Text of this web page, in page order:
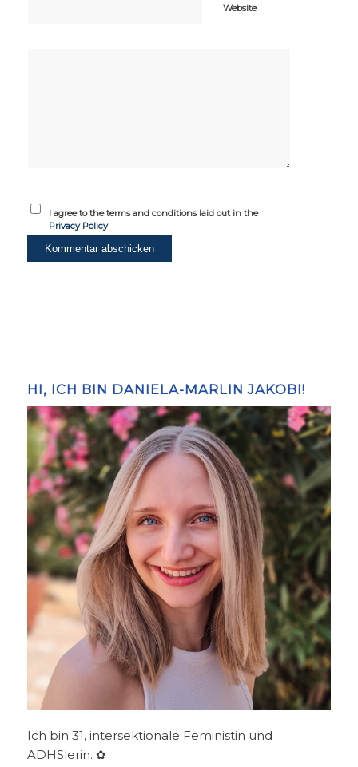
Website
I agree to the terms and conditions laid out in the
Privacy Policy
HI, ICH BIN DANIELA-MARLIN JAKOBI!
Ich bin 31, intersektionale Feministin und
ADHSlerin. ✿